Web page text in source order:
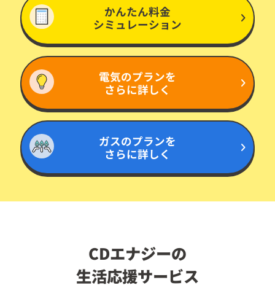
かんたん料金
シミュレーション
電気のプランを
さらに詳しく
ガスのプランを
さらに詳しく
CDエナジーの
生活応援サービス